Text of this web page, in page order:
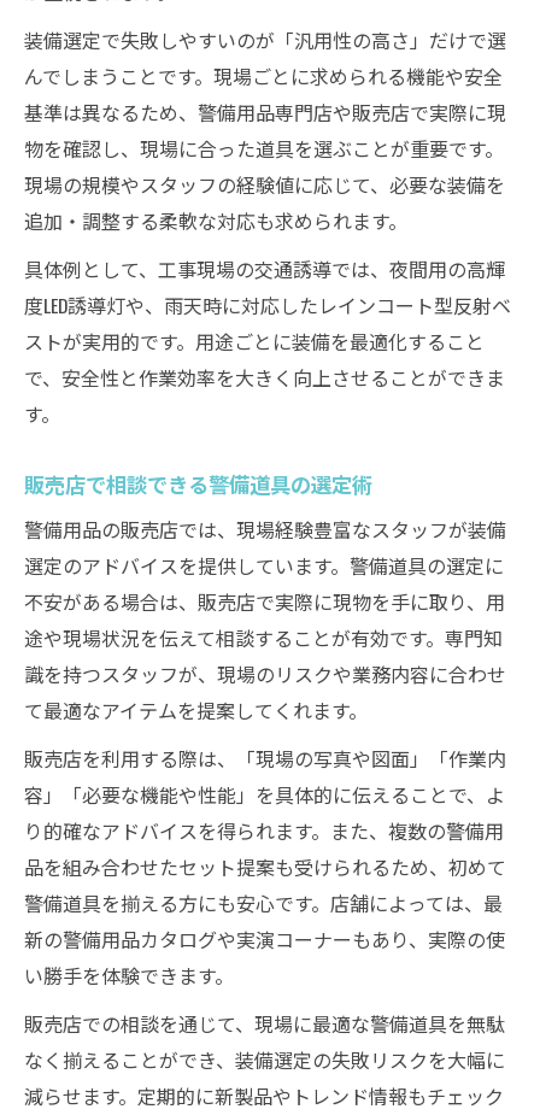
装備選定で失敗しやすいのが「汎用性の高さ」だけで選
んでしまうことです。現場ごとに求められる機能や安全
基準は異なるため、警備用品専門店や販売店で実際に現
物を確認し、現場に合った道具を選ぶことが重要です。
現場の規模やスタッフの経験値に応じて、必要な装備を
追加・調整する柔軟な対応も求められます。
具体例として、工事現場の交通誘導では、夜間用の高輝
度LED誘導灯や、雨天時に対応したレインコート型反射ベ
ストが実用的です。用途ごとに装備を最適化すること
で、安全性と作業効率を大きく向上させることができま
す。
販売店で相談できる警備道具の選定術
警備用品の販売店では、現場経験豊富なスタッフが装備
選定のアドバイスを提供しています。警備道具の選定に
不安がある場合は、販売店で実際に現物を手に取り、用
途や現場状況を伝えて相談することが有効です。専門知
識を持つスタッフが、現場のリスクや業務内容に合わせ
て最適なアイテムを提案してくれます。
販売店を利用する際は、「現場の写真や図面」「作業内
容」「必要な機能や性能」を具体的に伝えることで、よ
り的確なアドバイスを得られます。また、複数の警備用
品を組み合わせたセット提案も受けられるため、初めて
警備道具を揃える方にも安心です。店舗によっては、最
新の警備用品カタログや実演コーナーもあり、実際の使
い勝手を体験できます。
販売店での相談を通じて、現場に最適な警備道具を無駄
なく揃えることができ、装備選定の失敗リスクを大幅に
減らせます。定期的に新製品やトレンド情報もチェック